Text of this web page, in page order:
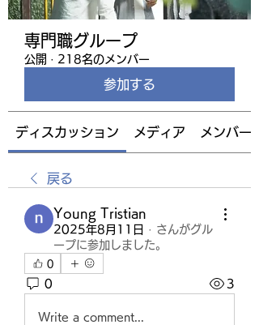
専門職グループ
公開 · 218名のメンバー
参加する
ディスカッション メディア メンバー
戻る
Young Tristian
2025年8月11日 · さんがグル
ープに参加しました。
0
0 3
Write a comment...